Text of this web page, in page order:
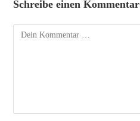
Schreibe einen Kommentar
Kommentar